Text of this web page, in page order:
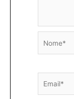
Nome*
Email*